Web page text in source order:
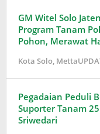
GM Witel Solo
Program Tanam
Pohon, Merawat
Kota Solo,
Pegadaian Peduli
Suporter Tanam
Sriwedari